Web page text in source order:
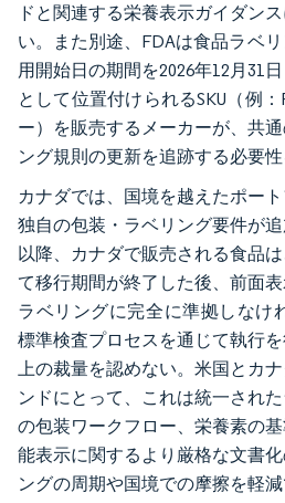
ドと関連する栄養表示ガイダン
い。また別途、FDAは食品ラベ
用開始日の期間を2026年12月31
として位置付けられるSKU（例
ー）を販売するメーカーが、共
ング規則の更新を追跡する必要性
カナダでは、国境を越えたポー
独自の包装・ラベリング要件が
以降、カナダで販売される食品
て移行期間が終了した後、前面
ラベリングに完全に準拠しなけ
標準検査プロセスを通じて執行
上の裁量を認めない。米国とカ
ンドにとって、これは統一され
の包装ワークフロー、栄養素の
能表示に関するより厳格な文書
ングの周期や国境での摩擦を軽減